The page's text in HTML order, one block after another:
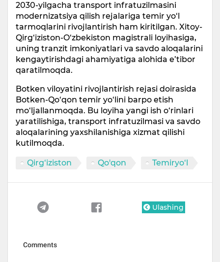
2030-yilgacha transport infratuzilmasini
modernizatsiya qilish rejalariga temir yo‘l
tarmoqlarini rivojlantirish ham kiritilgan. Xitoy-
Qirg‘iziston-O‘zbekiston magistrali loyihasiga,
uning tranzit imkoniyatlari va savdo aloqalarini
kengaytirishdagi ahamiyatiga alohida e’tibor
qaratilmoqda.
Botken viloyatini rivojlantirish rejasi doirasida
Botken-Qo‘qon temir yo‘lini barpo etish
mo‘ljallanmoqda. Bu loyiha yangi ish o‘rinlari
yaratilishiga, transport infratuzilmasi va savdo
aloqalarining yaxshilanishiga xizmat qilishi
kutilmoqda.
Qirg‘iziston Qo'qon Temiryo‘l
Ulashing